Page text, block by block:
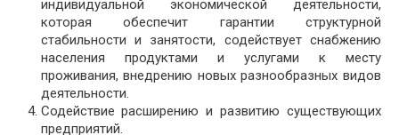
индивидуальной экономической деятельности,
которая обеспечит гарантии структурной
стабильности и занятости, содействует снабжению
населения продуктами и услугами к месту
проживания, внедрению новых разнообразных видов
деятельности.
Содействие расширению и развитию существующих
предприятий.